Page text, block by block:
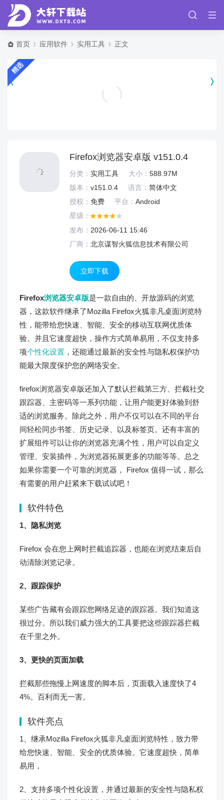
首页 应用软件 实用工具 正文
精选
Firefox浏览器安卓版 v151.0.4
分类： 实用工具 大小： 588.97M
版本： v151.0.4 语言： 简体中文
授权： 免费 平台： Android
星级：
发布： 2026-06-11 15:46
厂商： 北京谋智火狐信息技术有限公司
立即下载
Firefox浏览器安卓版是一款自由的、开放源码的浏览
器，这款软件继承了Mozilla Firefox火狐非凡桌面浏览特
性，能带给您快速、智能、安全的移动互联网优质体
验。并且它速度超快，操作方式简单易用，不仅支持多
项个性化设置 ，还能通过最新的安全性与隐私权保护功
能最大限度保护您的网络安全。
firefox浏览器安卓版还加入了默认拦截第三方、拦截社交
跟踪器、主密码等一系列功能，让用户能更好体验到舒
适的浏览服务。除此之外，用户不仅可以在不同的平台
间轻松同步书签、历史记录、以及标签页。还有丰富的
扩展组件可以让你的浏览器充满个性，用户可以自定义
管理、安装插件，为浏览器拓展更多的功能等等。总之
如果你需要一个可靠的浏览器， Firefox 值得一试，那么
有需要的用户赶紧来下载试试吧！
软件特色
1、隐私浏览
Firefox 会在您上网时拦截追踪器，也能在浏览结束后自
动清除浏览记录。
2、跟踪保护
某些广告藏有会跟踪您网络足迹的跟踪器。我们知道这
很过分。所以我们威力强大的工具要把这些跟踪器拦截
在千里之外。
3、更快的页面加载
拦截那些拖慢上网速度的脚本后，页面载入速度快了4
4%。百利而无一害。
软件亮点
1、继承Mozilla Firefox火狐非凡桌面浏览特性，致力带
给您快速、智能、安全的优质体验。它速度超快，简单
易用，
2、支持多项个性化设置，并通过最新的安全性与隐私权